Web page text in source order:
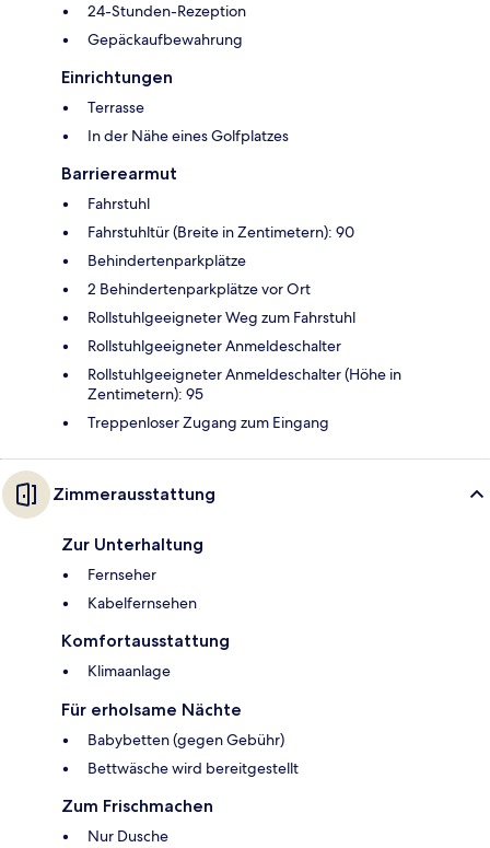
24-Stunden-Rezeption
Gepäckaufbewahrung
Einrichtungen
Terrasse
In der Nähe eines Golfplatzes
Barrierearmut
Fahrstuhl
Fahrstuhltür (Breite in Zentimetern): 90
Behindertenparkplätze
2 Behindertenparkplätze vor Ort
Rollstuhlgeeigneter Weg zum Fahrstuhl
Rollstuhlgeeigneter Anmeldeschalter
Rollstuhlgeeigneter Anmeldeschalter (Höhe in
Zentimetern): 95
Treppenloser Zugang zum Eingang
Zimmerausstattung
Zur Unterhaltung
Fernseher
Kabelfernsehen
Komfortausstattung
Klimaanlage
Für erholsame Nächte
Babybetten (gegen Gebühr)
Bettwäsche wird bereitgestellt
Zum Frischmachen
Nur Dusche